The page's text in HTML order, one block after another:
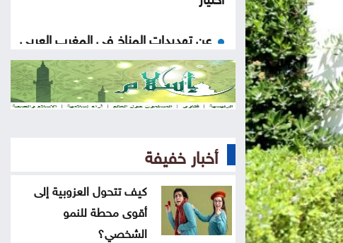
عن تهديدات المناخ في المغرب العربي
أخيراً العالم يكتشف سبتة
من كريم خان إلى بيدرو سانشيز…
كلفة الوقوف مع فلسطين
جون إسبوزيتو ومجتمعات الإسلام:
أخبار خفيفة
كيف تتحول العزوبية إلى
أقوى محطة للنمو
الشخصي؟